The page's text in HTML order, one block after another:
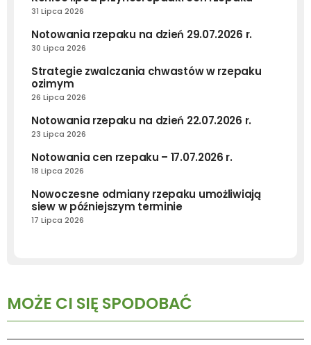
31 Lipca 2026
Notowania rzepaku na dzień 29.07.2026 r.
30 Lipca 2026
Strategie zwalczania chwastów w rzepaku
ozimym
26 Lipca 2026
Notowania rzepaku na dzień 22.07.2026 r.
23 Lipca 2026
Notowania cen rzepaku – 17.07.2026 r.
18 Lipca 2026
Nowoczesne odmiany rzepaku umożliwiają
siew w późniejszym terminie
17 Lipca 2026
MOŻE CI SIĘ SPODOBAĆ
AKTUALNOŚCI